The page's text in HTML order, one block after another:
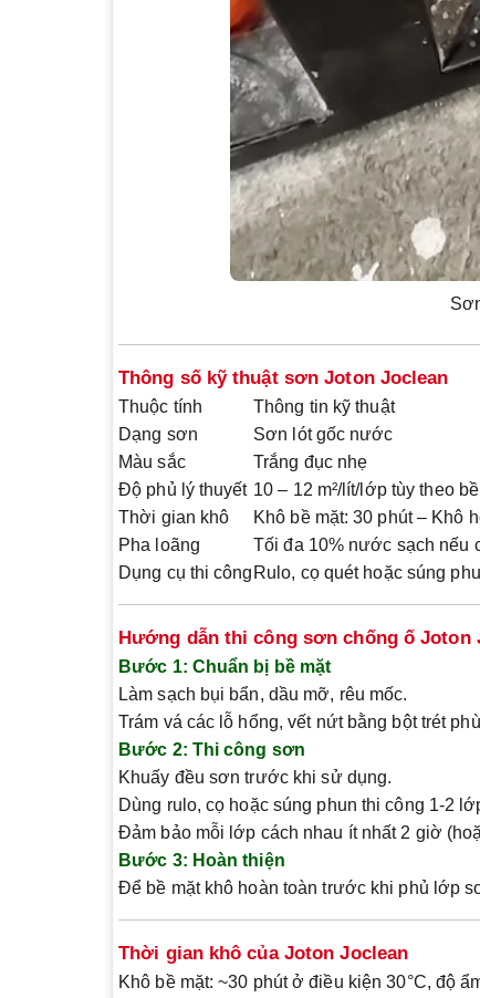
Thông số kỹ thuật sơn Joton Joclean
Thuộc tính
Thông tin kỹ thuật
Dạng sơn
Sơn lót gốc nước
Màu sắc
Trắng đục nhẹ
Độ phủ lý thuyết 10 – 12 m²/lít/lớp tùy theo
Thời gian khô
Khô bề mặt: 30 phút – Khô
Pha loãng
Tối đa 10% nước sạch nếu
Dụng cụ thi công Rulo, cọ quét hoặc súng
Hướng dẫn thi công sơn chống ố Joton
Bước 1: Chuẩn bị bề mặt
Làm sạch bụi bẩn, dầu mỡ, rêu mốc.
Trám vá các lỗ hổng, vết nứt bằng bột trét
Bước 2: Thi công sơn
Khuấy đều sơn trước khi sử dụng.
Dùng rulo, cọ hoặc súng phun thi công 1-2
Đảm bảo mỗi lớp cách nhau ít nhất 2 giờ
Bước 3: Hoàn thiện
Để bề mặt khô hoàn toàn trước khi phủ lớp
Thời gian khô của Joton Joclean
Khô bề mặt: ~30 phút ở điều kiện 30°C, độ